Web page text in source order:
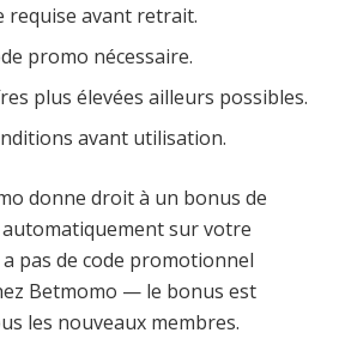
requise avant retrait.
promo nécessaire.
plus élevées ailleurs possibles.
avant utilisation.
donne droit à un bonus de
sur votre
pas de code promotionnel
Betmomo — le bonus est
les nouveaux membres.